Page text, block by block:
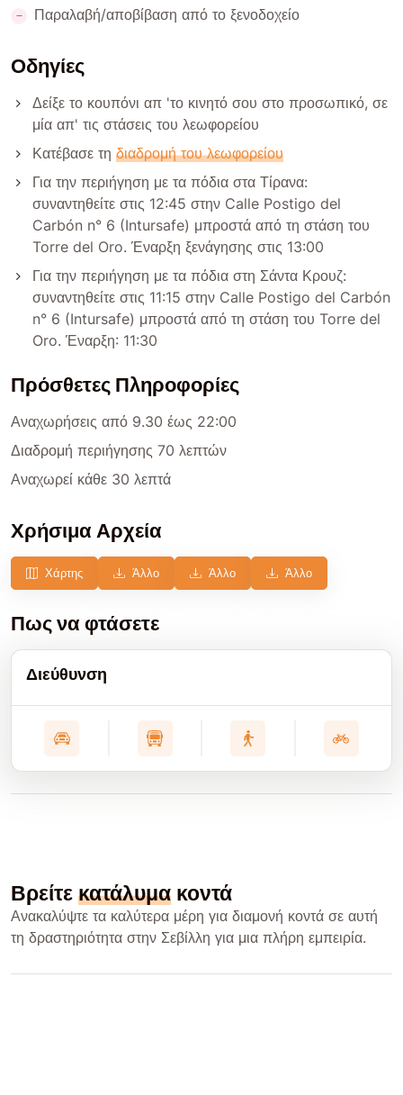
Παραλαβή/αποβίβαση από το ξενοδοχείο
Οδηγίες
Δείξε το κουπόνι απ 'το κινητό σου στο προσωπικό, σε
μία απ' τις στάσεις του λεωφορείου
Κατέβασε τη διαδρομή του λεωφορείου
Για την περιήγηση με τα πόδια στα Τίρανα:
συναντηθείτε στις 12:45 στην Calle Postigo del
Carbón n° 6 (Intursafe) μπροστά από τη στάση του
Torre del Oro. Έναρξη ξενάγησης στις 13:00
Για την περιήγηση με τα πόδια στη Σάντα Κρουζ:
συναντηθείτε στις 11:15 στην Calle Postigo del Carbón
n° 6 (Intursafe) μπροστά από τη στάση του Torre del
Oro. Έναρξη: 11:30
Πρόσθετες Πληροφορίες
Αναχωρήσεις από 9.30 έως 22:00
Διαδρομή περιήγησης 70 λεπτών
Αναχωρεί κάθε 30 λεπτά
Χρήσιμα Αρχεία
Χάρτης Άλλο Άλλο Άλλο
Πως να φτάσετε
Διεύθυνση
Βρείτε κατάλυμα κοντά
Ανακαλύψτε τα καλύτερα μέρη για διαμονή κοντά σε αυτή
τη δραστηριότητα στην Σεβίλλη για μια πλήρη εμπειρία.